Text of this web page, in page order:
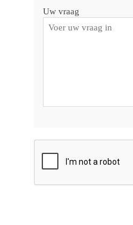
Uw vraag